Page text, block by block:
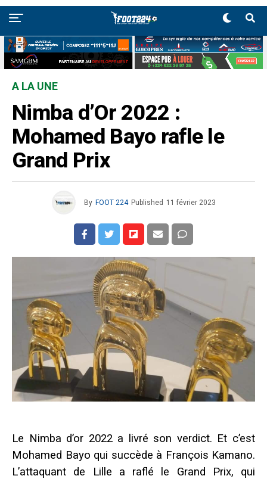
A LA UNE
Nimba d’Or 2022 :
Mohamed Bayo rafle le
Grand Prix
By FOOT 224 Published 11 février 2023
Le Nimba d’or 2022 a livré son verdict. Et c’est
Mohamed Bayo qui succède à François Kamano.
L’attaquant de Lille a raflé le Grand Prix, qui